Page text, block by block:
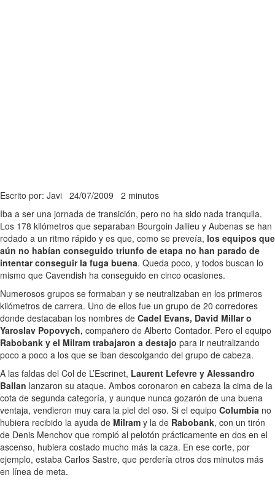
Escrito por: Javi 24/07/2009 2 minutos
Iba a ser una jornada de transición, pero no ha sido nada tranquila.
Los 178 kilómetros que separaban Bourgoin Jallieu y Aubenas se han
rodado a un ritmo rápido y es que, como se preveía, los equipos que
aún no habían conseguido triunfo de etapa no han parado de
intentar conseguir la fuga buena. Queda poco, y todos buscan lo
mismo que Cavendish ha conseguido en cinco ocasiones.
Numerosos grupos se formaban y se neutralizaban en los primeros
kilómetros de carrera. Uno de ellos fue un grupo de 20 corredores
donde destacaban los nombres de Cadel Evans, David Millar o
Yaroslav Popovych, compañero de Alberto Contador. Pero el equipo
Rabobank y el Milram trabajaron a destajo para ir neutralizando
poco a poco a los que se iban descolgando del grupo de cabeza.
A las faldas del Col de L’Escrinet, Laurent Lefevre y Alessandro
Ballan lanzaron su ataque. Ambos coronaron en cabeza la cima de la
cota de segunda categoría, y aunque nunca gozarón de una buena
ventaja, vendieron muy cara la piel del oso. Si el equipo Columbia no
hubiera recibido la ayuda de Milram y la de Rabobank, con un tirón
de Denis Menchov que rompió al pelotón prácticamente en dos en el
ascenso, hubiera costado mucho más la caza. En ese corte, por
ejemplo, estaba Carlos Sastre, que perdería otros dos minutos más
en línea de meta.